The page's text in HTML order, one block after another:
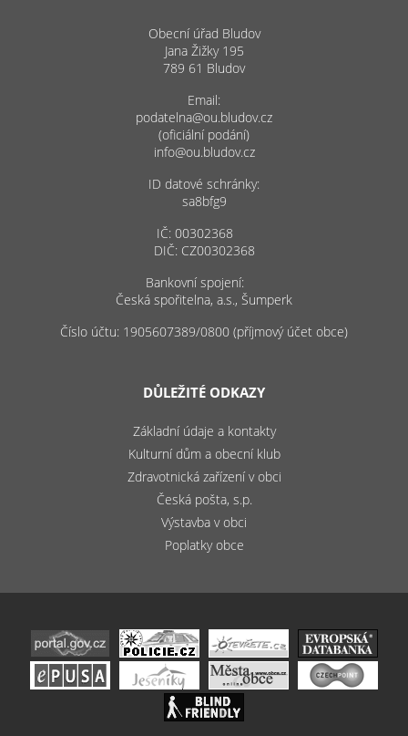
Obecní úřad Bludov
Jana Žižky 195
789 61 Bludov
Email:
podatelna@ou.bludov.cz
(oficiální podání)
info@ou.bludov.cz
ID datové schránky:
sa8bfg9
IČ: 00302368
DIČ: CZ00302368
Bankovní spojení:
Česká spořitelna, a.s., Šumperk
Číslo účtu: 1905607389/0800 (příjmový účet obce)
DŮLEŽITÉ ODKAZY
Základní údaje a kontakty
Kulturní dům a obecní klub
Zdravotnická zařízení v obci
Česká pošta, s.p.
Výstavba v obci
Poplatky obce